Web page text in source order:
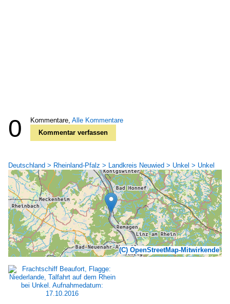
0 Kommentare, Alle Kommentare
Kommentar verfassen
Deutschland > Rheinland-Pfalz > Landkreis Neuwied > Unkel > Unkel
(C) OpenStreetMap-Mitwirkende